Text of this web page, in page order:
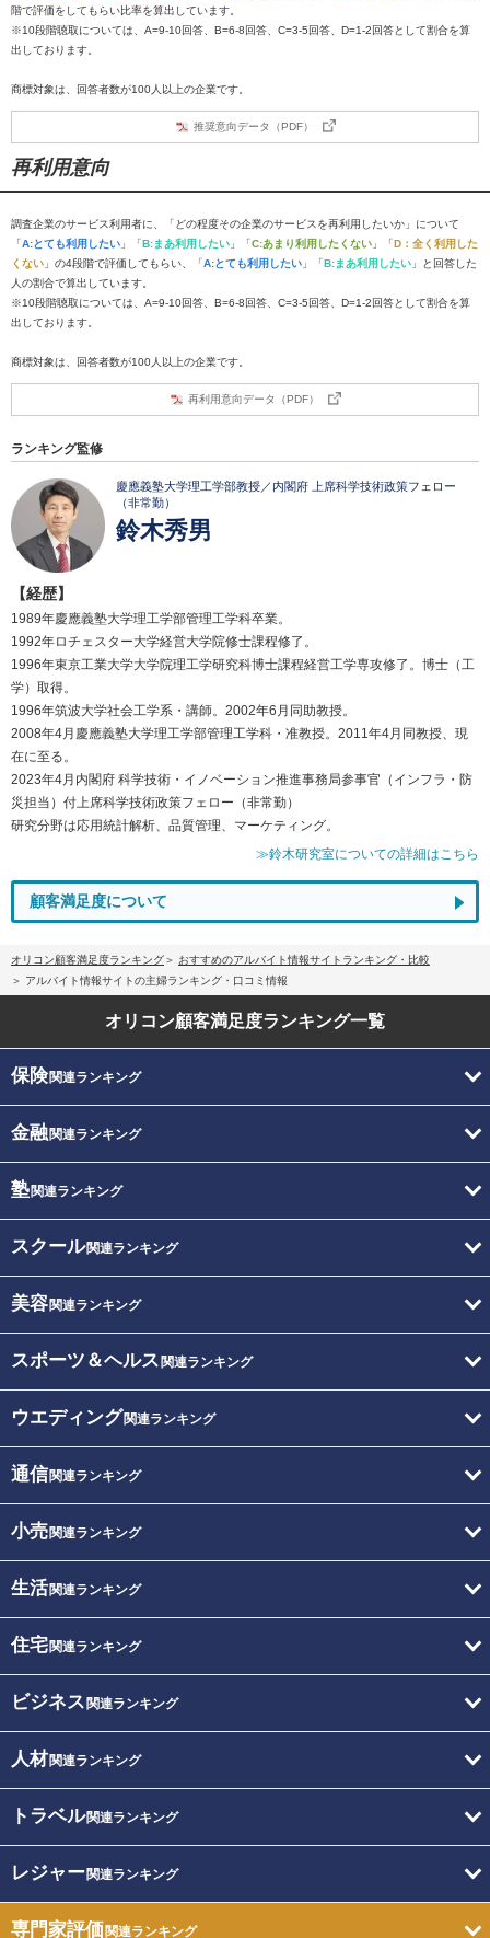
階で評価をしてもらい比率を算出しています。
※10段階聴取については、A=9-10回答、B=6-8回答、C=3-5回答、D=1-2回答として割合を算
出しております。
商標対象は、回答者数が100人以上の企業です。
推奨意向データ（PDF）
再利用意向
調査企業のサービス利用者に、「どの程度その企業のサービスを再利用したいか」について
「A:とても利用したい 」「B:まあ利用したい 」「C:あまり利用したくない 」「D：全く利用した
くない 」の4段階で評価してもらい、「A:とても利用したい 」「B:まあ利用したい 」と回答した
人の割合で算出しています。
※10段階聴取については、A=9-10回答、B=6-8回答、C=3-5回答、D=1-2回答として割合を算
出しております。
商標対象は、回答者数が100人以上の企業です。
再利用意向データ（PDF）
ランキング監修
慶應義塾大学理工学部教授／内閣府 上席科学技術政策フェロー
（非常勤）
鈴木秀男
【経歴】
1989年慶應義塾大学理工学部管理工学科卒業。
1992年ロチェスター大学経営大学院修士課程修了。
1996年東京工業大学大学院理工学研究科博士課程経営工学専攻修了。博士（工
学）取得。
1996年筑波大学社会工学系・講師。2002年6月同助教授。
2008年4月慶應義塾大学理工学部管理工学科・准教授。2011年4月同教授、現
在に至る。
2023年4月内閣府 科学技術・イノベーション推進事務局参事官（インフラ・防
災担当）付上席科学技術政策フェロー（非常勤）
研究分野は応用統計解析、品質管理、マーケティング。
≫鈴木研究室についての詳細はこちら
顧客満足度について
オリコン顧客満足度ランキング
おすすめのアルバイト情報サイトランキング・比較
アルバイト情報サイトの主婦ランキング・口コミ情報
オリコン顧客満足度ランキング一覧
保険関連ランキング
金融関連ランキング
塾関連ランキング
スクール関連ランキング
美容関連ランキング
スポーツ＆ヘルス 関連ランキング
ウエディング関連ランキング
通信関連ランキング
小売関連ランキング
生活関連ランキング
住宅関連ランキング
ビジネス 関連ランキング
人材関連ランキング
トラベル関連ランキング
レジャー関連ランキング
専門家評価関連ランキング